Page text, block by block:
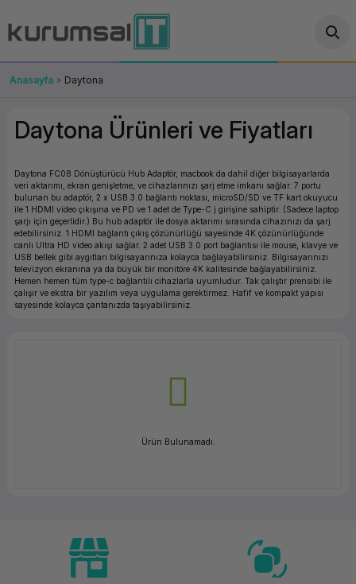
Geri Dön
Geri Dön
OT/VT Ürünleri
POS Terminali
Fiş Yazıcı
Self Servis Ekranı
Para Çekmecesi
Panel PC
(Firewall)
Geri Dön
Makinesi
Makinesi
Geri Dön
Çözümleri
Geri Dön
Geri Dön
Bağlantı
Yedekleme
Geri Dön
Ürünler
Paketi
Anasayfa Daytona
Daytona Ürünleri ve Fiyatları
Daytona FC08 Dönüştürücü Hub Adaptör, macbook da dahil diğer bilgisayarlarda
veri aktarımı, ekran genişletme, ve cihazlarınızı şarj etme imkanı sağlar. 7 portu
bulunan bu adaptör, 2 x USB 3.0 bağlantı noktası, microSD/SD ve TF kart okuyucu
ile 1 HDMI video çıkışına ve PD ve 1 adet de Type-C j girişine sahiptir. (Sadece laptop
şarjı için geçerlidir.) Bu hub adaptör ile dosya aktarımı sırasında cihazınızı da şarj
edebilirsiniz. 1 HDMI bağlantı çıkış çözünürlüğü sayesinde 4K çözünürlüğünde
canlı Ultra HD video akışı sağlar. 2 adet USB 3.0 port bağlantısı ile mouse, klavye ve
USB bellek gibi aygıtları bilgisayarınıza kolayca bağlayabilirsiniz. Bilgisayarınızı
televizyon ekranına ya da büyük bir monitöre 4K kalitesinde bağlayabilirsiniz.
Hemen hemen tüm type-c bağlantılı cihazlarla uyumludur. Tak çalıştır prensibi ile
çalışır ve ekstra bir yazılım veya uygulama gerektirmez. Hafif ve kompakt yapısı
sayesinde kolayca çantanızda taşıyabilirsiniz.
Ürün Bulunamadı.